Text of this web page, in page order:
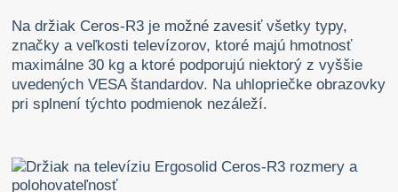
Na držiak Ceros-R3 je možné zavesiť všetky typy,
značky a veľkosti televízorov, ktoré majú hmotnosť
maximálne 30 kg a ktoré podporujú niektorý z vyššie
uvedených VESA štandardov. Na uhlopriečke obrazovky
pri splnení týchto podmienok nezáleží.